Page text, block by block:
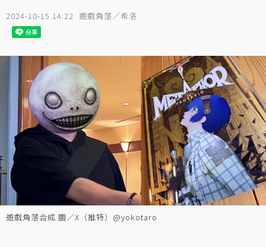
2024-10-15 14:22 遊戲角落／希洛
遊戲角落合成 圖／X（推特）@yokotaro